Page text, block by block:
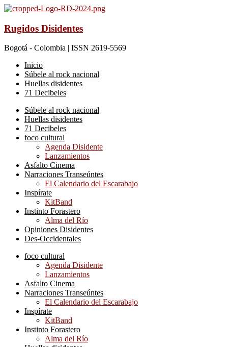
Rugidos Disidentes
Bogotá - Colombia | ISSN 2619-5569
Inicio
Súbele al rock nacional
Huellas disidentes
71 Decibeles
Súbele al rock nacional
Huellas disidentes
71 Decibeles
foco cultural
Agenda Disidente
Lanzamientos
Asfalto Cinema
Narraciones Transeúntes
El Calendario del Escarabajo
Inspírate
KitBand
Instinto Forastero
Alma del Río
Opiniones Disidentes
Des-Occidentales
foco cultural
Agenda Disidente
Lanzamientos
Asfalto Cinema
Narraciones Transeúntes
El Calendario del Escarabajo
Inspírate
KitBand
Instinto Forastero
Alma del Río